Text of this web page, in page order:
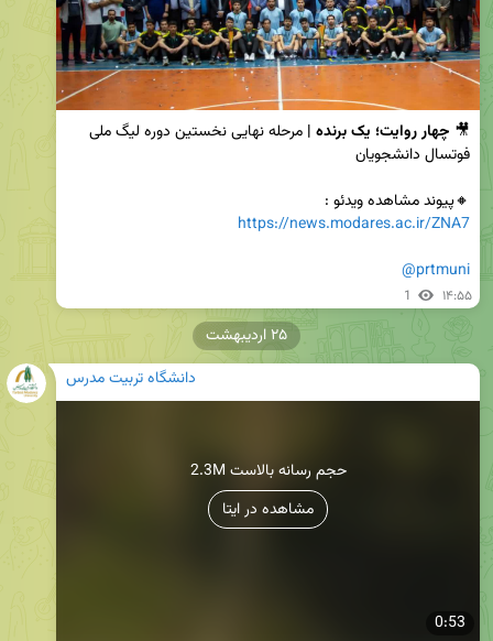
🎥 چهار روایت؛ یک برنده |
🔸️پیوند مشاهده ویدئو :
https://news.modares.ac.ir/ZNA7
@prtmuni
1 ۱۴:۵۵
دانشگاه تربیت مدرس
0:53
2.3M حجم رسانه بالاست
مشاهده در ایتا
۲۵ اردیبهشت